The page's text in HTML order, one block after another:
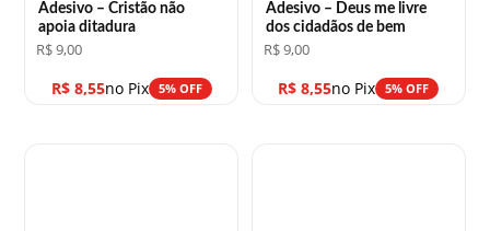
Adesivo – Cristão não
apoia ditadura
R$9,00
R$8,55no Pix 5% OFF
Adesivo – Deus me livre
dos cidadãos de bem
R$9,00
R$ 8,55no Pix 5% OFF